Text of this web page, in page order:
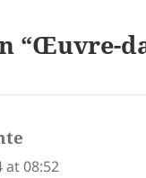
“Œuvre-
at 08:52